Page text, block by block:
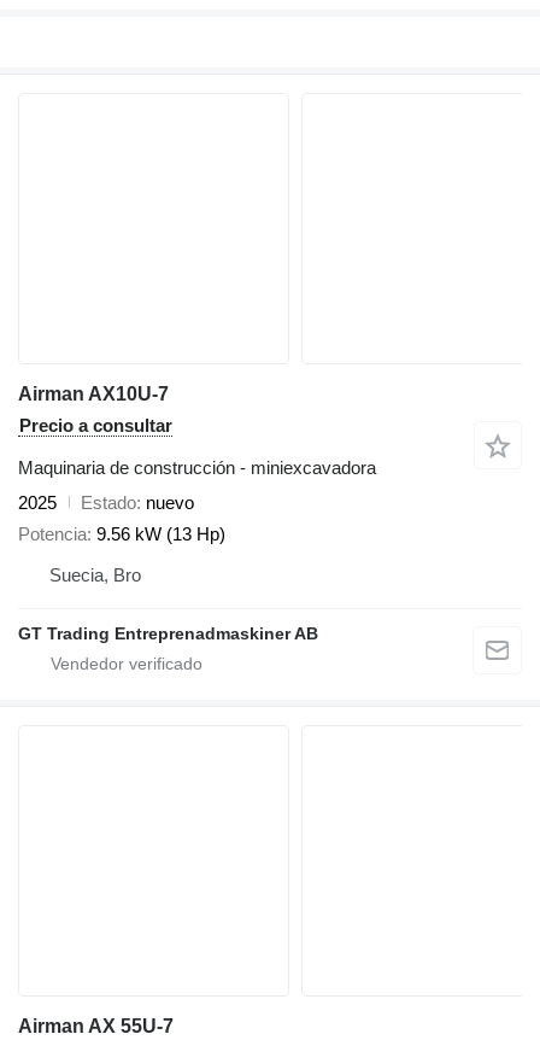
Airman AX10U-7
Precio a consultar
Maquinaria de construcción - miniexcavadora
2025
Estado nuevo
Potencia 9.56 kW (13 Hp)
Suecia, Bro
GT Trading Entreprenadmaskiner AB
Airman AX 55U-7